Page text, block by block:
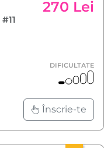
270 Lei
#11
DIFICULTATE
Înscrie-te